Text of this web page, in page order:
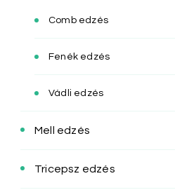
Comb edzés
Fenék edzés
Vádli edzés
Mell edzés
Tricepsz edzés